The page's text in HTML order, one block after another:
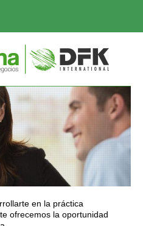
en la práctica
ofrecemos la oportunidad